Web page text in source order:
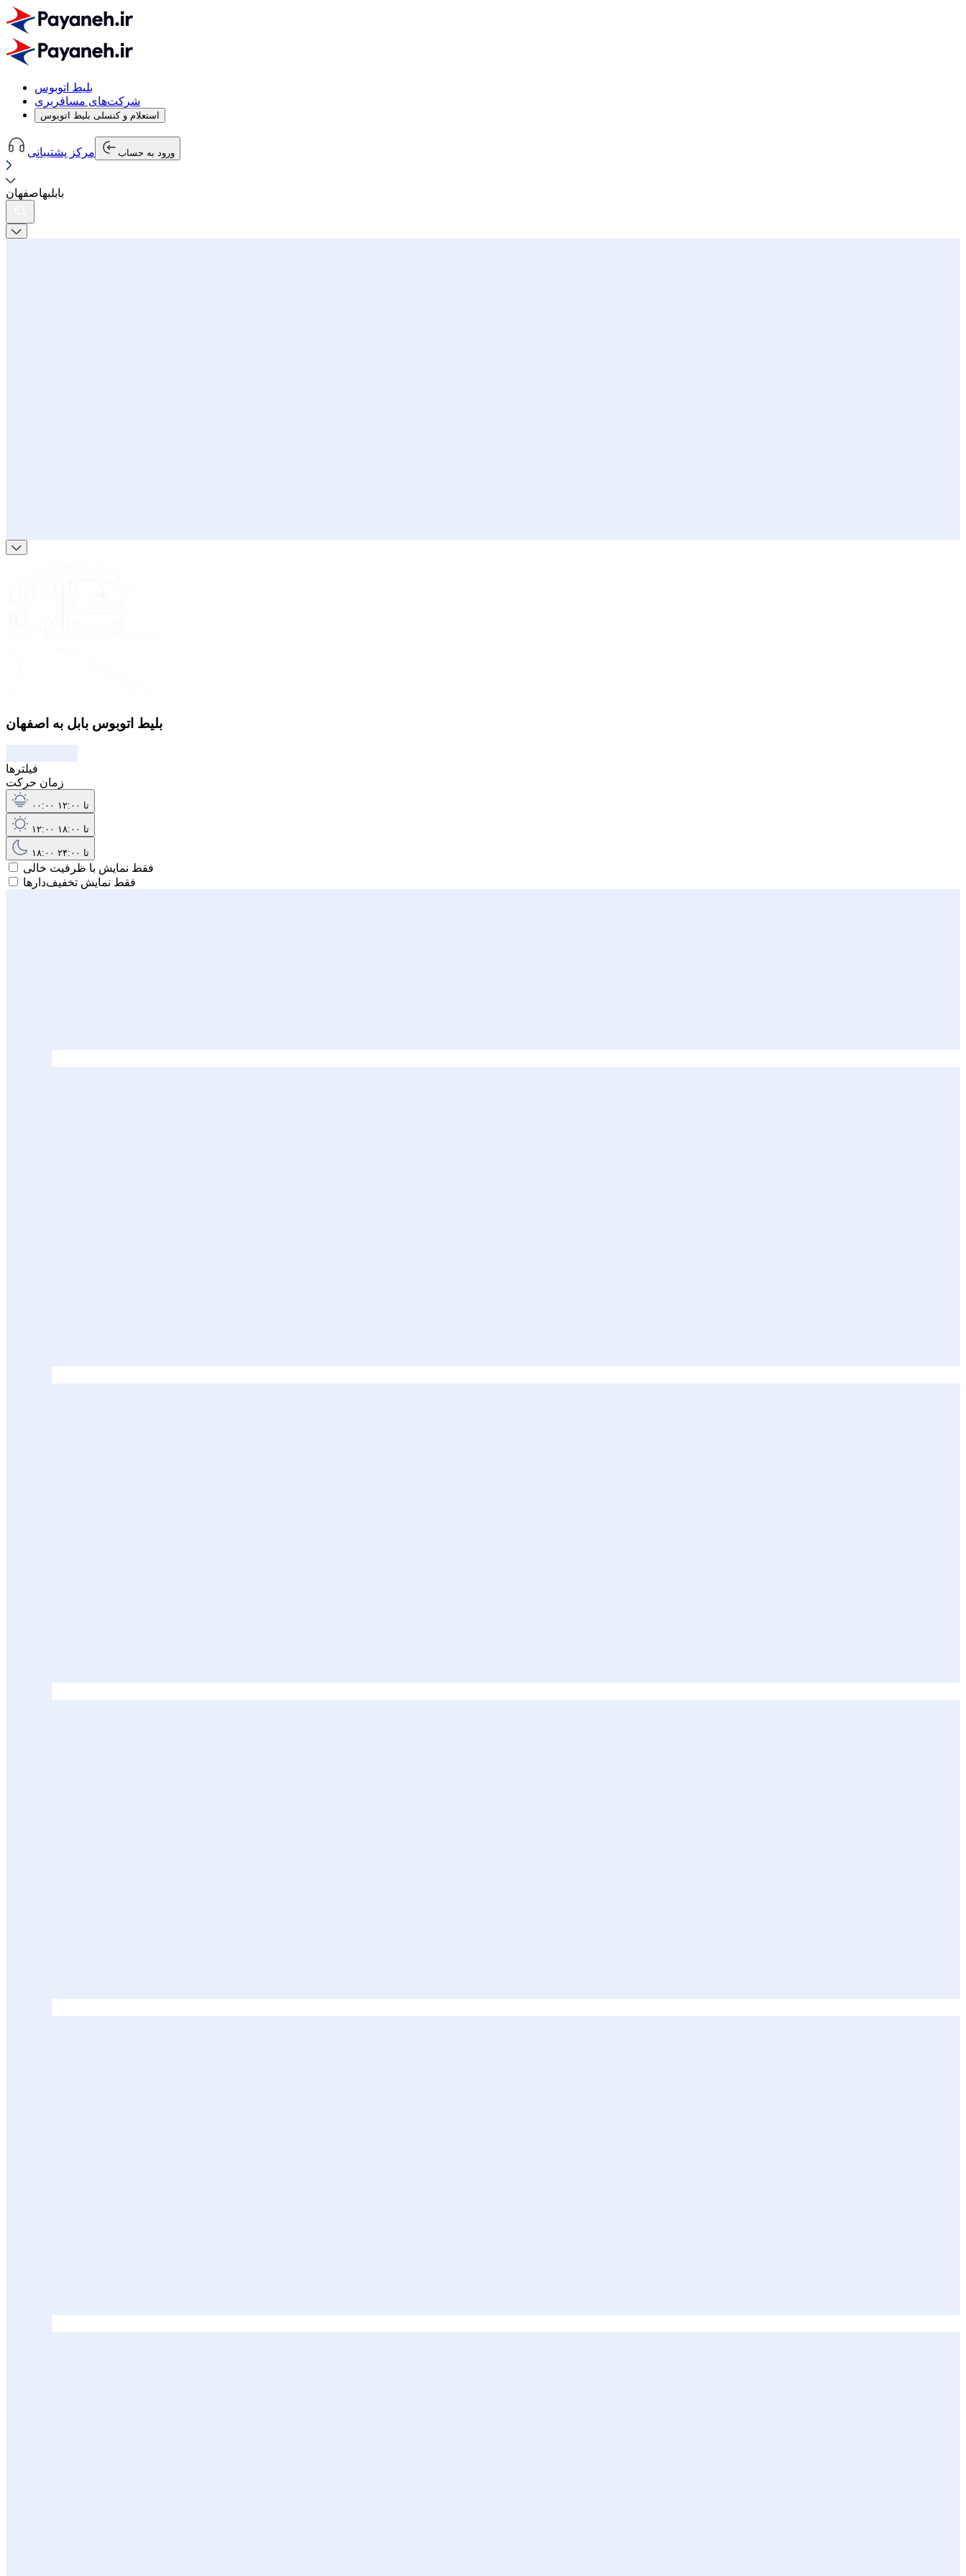
بلیط اتوبوس
شرکت‌های مسافربری
استعلام و کنسلی بلیط اتوبوس
مرکز پشتیبانی ورود به حساب
بابلبهاصفهان
بلیط اتوبوس بابل به اصفهان
فیلترها
زمان حرکت
۰۰:۰۰ تا ۱۲:۰۰
۱۲:۰۰ تا ۱۸:۰۰
۱۸:۰۰ تا ۲۴:۰۰
فقط نمایش با ظرفیت خالی
فقط نمایش تخفیف‌دارها